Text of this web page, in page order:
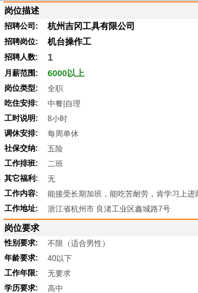
岗位描述
招聘公司: 杭州吉冈工具有限公司
招聘岗位: 机台操作工
招聘人数: 1
月薪范围: 6000以上
岗位类型:
全职
吃住安排:
中餐|自理
工时说明:
8小时
调休安排:
每周单休
社保交纳:
五险
工作排班:
二班
其它福利:
无
工作内容:
能接受长期加班，能吃苦耐劳，肯学习上
工作地址:
浙江省杭州市 良渚工业区鑫城路7号
岗位要求
性别要求:
不限（适合男性）
年龄要求:
40以下
工作年限:
无要求
学历要求:
高中